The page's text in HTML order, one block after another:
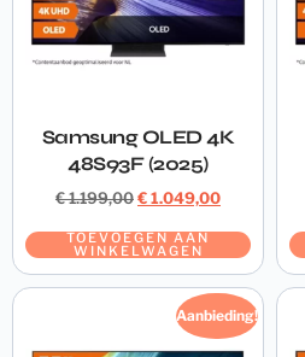
Samsung OLED 4K
48S93F (2025)
€1.199,00€1.049,00
TOEVOEGEN AAN
WINKELWAGEN
Aanbieding!